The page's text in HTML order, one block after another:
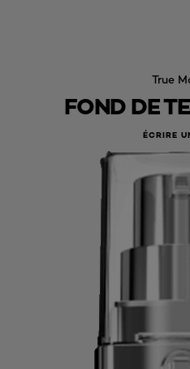
True
FOND DE
ÉCRIRE